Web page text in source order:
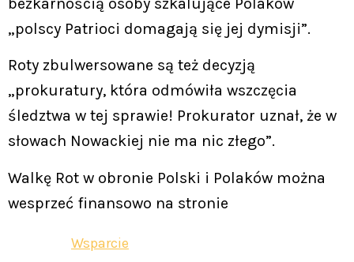
„polscy Patrioci domagają się jej dymisji”.
Roty zbulwersowane są też decyzją
„prokuratury, która odmówiła wszczęcia
śledztwa w tej sprawie! Prokurator uznał, że w
słowach Nowackiej nie ma nic złego”.
Walkę Rot w obronie Polski i Polaków można
wesprzeć finansowo na stronie
Wsparcie